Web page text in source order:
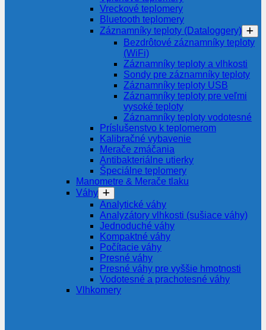
Vreckové teplomery
Bluetooth teplomery
Záznamníky teploty (Dataloggery)
Bezdrôtové záznamníky teploty
(WiFi)
Záznamníky teploty a vlhkosti
Sondy pre záznamníky teploty
Záznamníky teploty USB
Záznamníky teploty pre veľmi
vysoké teploty
Záznamníky teploty vodotesné
Príslušenstvo k teplomerom
Kalibračné vybavenie
Merače zmáčania
Antibakteriálne utierky
Špeciálne teplomery
Manometre & Merače tlaku
Váhy
Analytické váhy
Analyzátory vlhkosti (sušiace váhy)
Jednoduché váhy
Kompaktné váhy
Počítacie váhy
Presné váhy
Presné váhy pre vyššie hmotnosti
Vodotesné a prachotesné váhy
Vlhkomery